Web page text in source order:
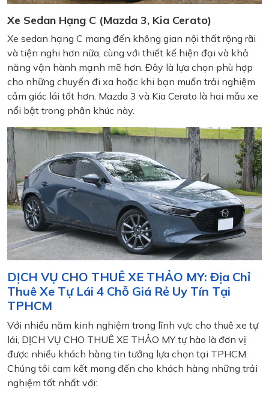
Xe Sedan Hạng C (Mazda 3, Kia Cerato)
Xe sedan hạng C mang đến không gian nội thất rộng rãi
và tiện nghi hơn nữa, cùng với thiết kế hiện đại và khả
năng vận hành mạnh mẽ hơn. Đây là lựa chọn phù hợp
cho những chuyến đi xa hoặc khi bạn muốn trải nghiệm
cảm giác lái tốt hơn. Mazda 3 và Kia Cerato là hai mẫu xe
nổi bật trong phân khúc này.
DỊCH VỤ CHO THUÊ XE THẢO MY: Địa Chỉ
Thuê Xe Tự Lái 4 Chỗ Giá Rẻ Uy Tín Tại
TPHCM
Với nhiều năm kinh nghiệm trong lĩnh vực cho thuê xe tự
lái, DỊCH VỤ CHO THUÊ XE THẢO MY tự hào là đơn vị
được nhiều khách hàng tin tưởng lựa chọn tại TPHCM.
Chúng tôi cam kết mang đến cho khách hàng những trải
nghiệm tốt nhất với: